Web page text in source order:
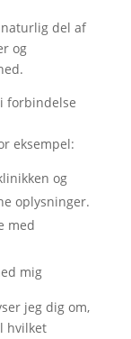
del af
og
forbindelse
eksempel:
og
oplysninger.
med
mig
jeg dig om,
hvilket